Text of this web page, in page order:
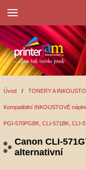
Úvod / TONERY A
Kompatibilní INKOUSTOVÉ
PGI-570PGBK, CLI-571BK, CLI-
Canon CLI-
alternativní